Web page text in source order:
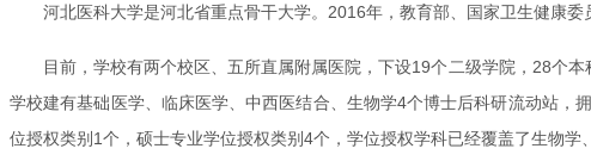
河北医科大学是河北省重点骨干大学。2016年，教育部、国家卫生健康委
目前，学校有两个校区、五所直属附属医院，下设19个二级学院，28个
学校建有基础医学、临床医学、中西医结合、生物学4个博士后科研流动站
位授权类别1个，硕士专业学位授权类别4个，学位授权学科已经覆盖了生物